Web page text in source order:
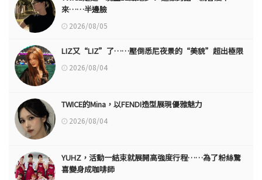
來……半邊臉
2026/08/05
LIZ又“LIZ”了……壓倒悉尼夜景的“美貌”超出極限
2026/08/04
TWICE的Mina，以FENDI造型展現優雅魅力
2026/08/04
YUHZ，活動一結束就展開高強度行程……為了粉絲驚
喜變身成咖啡師